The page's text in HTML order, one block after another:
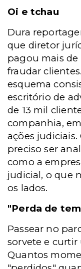
Oi e tchau
Dura
que diretor
pagou mais de
fraudar
esquema
escritório de
de 13 mil
companhia,
ações judiciais.
preciso ser
como a
judicial, o que
os lados.
"Perda de
Passear no
sorvete e curtir
Quantos